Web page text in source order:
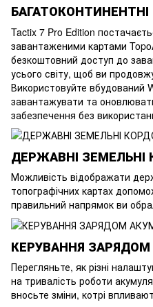
Tactix 7 Pro Edition
завантаженими картами
безкоштовний доступ до
усього світу, щоб ви
Використовуйте вбудований
завантажувати та
забезпечення без
ДЕРЖАВНІ ЗЕМЕЛЬНІ
Можливість відображати
топографічних картах
правильний напрямок ви
КЕРУВАННЯ
Перегляньте, як різні
на тривалість роботи
вносьте зміни, котрі